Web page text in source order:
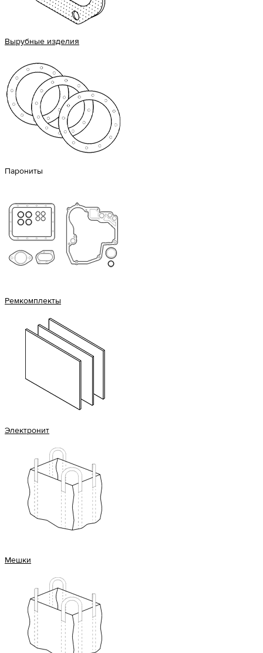
Вырубные изделия
Парониты
Ремкомплекты
Электронит
Мешки